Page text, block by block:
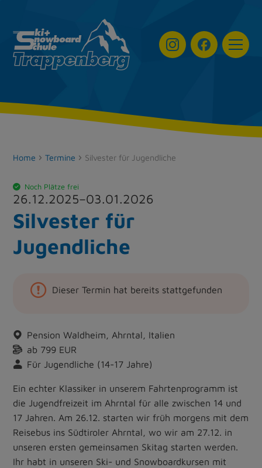
Home Termine Silvester für Jugendliche
Noch Plätze frei
26.12.2025–03.01.2026
Silvester für
Jugendliche
Dieser Termin hat bereits stattgefunden
Pension Waldheim, Ahrntal, Italien
ab 799 EUR
Für Jugendliche (14-17 Jahre)
Ein echter Klassiker in unserem Fahrtenprogramm ist
die Jugendfreizeit im Ahrntal für alle zwischen 14 und
17 Jahren. Am 26.12. starten wir früh morgens mit dem
Reisebus ins Südtiroler Ahrntal, wo wir am 27.12. in
unseren ersten gemeinsamen Skitag starten werden.
Ihr habt in unseren Ski- und Snowboardkursen mit